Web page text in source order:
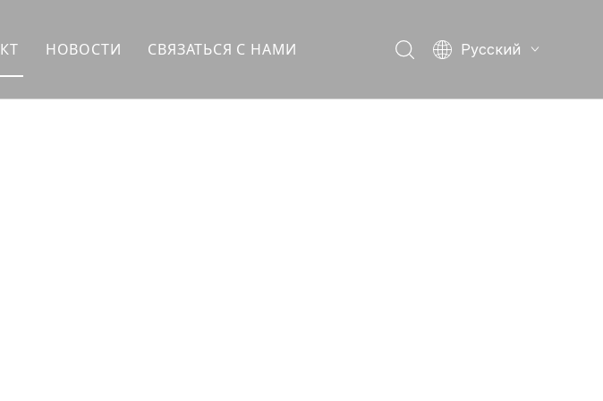
НОВОСТИ СВЯЗАТЬСЯ С НАМИ
Pусский
简体中文